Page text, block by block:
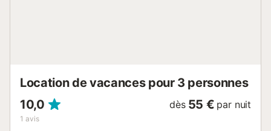
Location de vacances pour 3 personnes
10,0
1 avis
dès 55 € par nuit